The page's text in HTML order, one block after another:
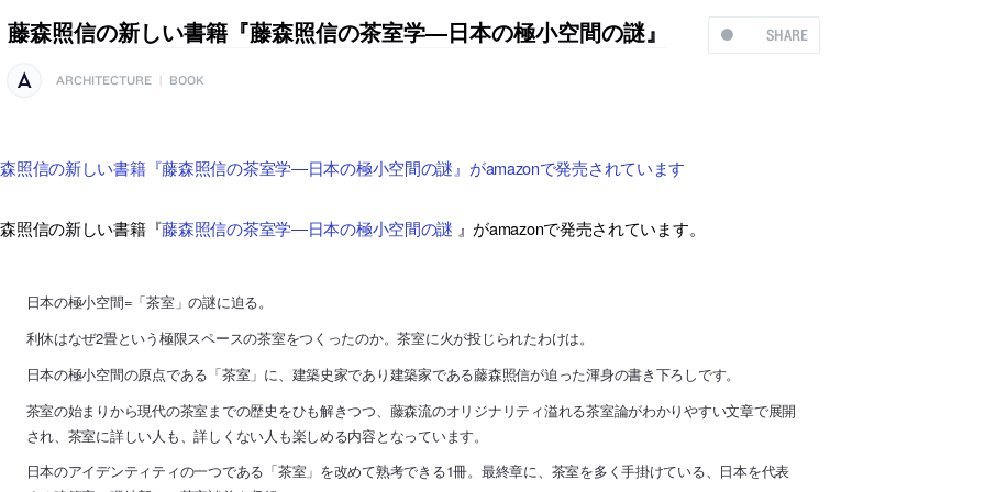
SHARE
藤森照信の新しい書籍『藤森照信の茶室学―日本の極小空間の謎』
ARCHITECTURE BOOK
照信の新しい書籍『藤森照信の茶室学―日本の極小空間の謎』がamazonで発売されています
照信の新しい書籍『藤森照信の茶室学―日本の極小空間の謎 』がamazonで発売されています。
日本の極小空間=「茶室」の謎に迫る。
利休はなぜ2畳という極限スペースの茶室をつくったのか。茶室に火が投じられたわけは。
日本の極小空間の原点である「茶室」に、建築史家であり建築家である藤森照信が迫った渾身の書き下ろしです。
茶室の始まりから現代の茶室までの歴史をひも解きつつ、藤森流のオリジナリティ溢れる茶室論がわかりやすい文章で展開
され、茶室に詳しい人も、詳しくない人も楽しめる内容となっています。
日本のアイデンティティの一つである「茶室」を改めて熟考できる1冊。最終章に、茶室を多く手掛けている、日本を代表